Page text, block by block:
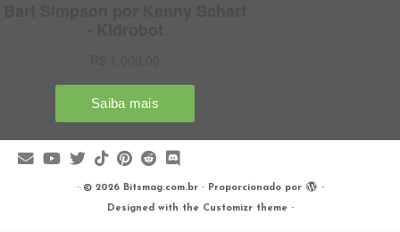
· © 2026 Bitsmag.com.br· Proporcionado por ·
Designed with the Customizr theme ·